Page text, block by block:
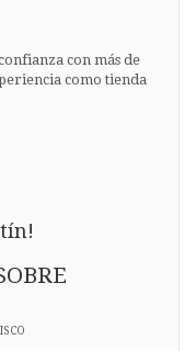
con más de
como tienda